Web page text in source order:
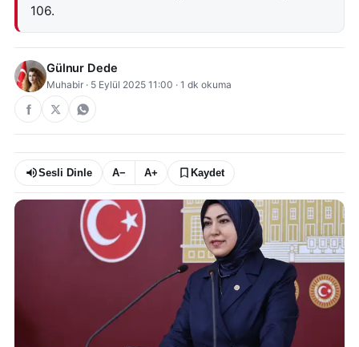
106.
Gülnur Dede
Muhabir · 5 Eylül 2025 11:00 · 1 dk okuma
Sesli Dinle A− A+ Kaydet